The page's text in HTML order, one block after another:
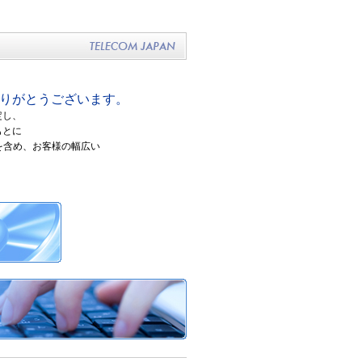
がとうございます。
、
に
め、お客様の幅広い